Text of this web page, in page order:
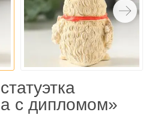
с дипломом»